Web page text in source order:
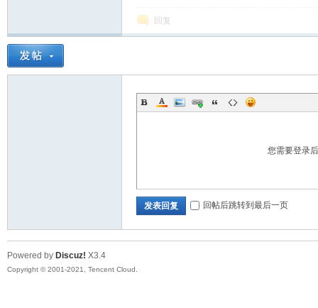
回复
您需要登录
发表回复 回帖后跳转到最后一页
Powered by Discuz! X3.4
Copyright © 2001-2021, Tencent Cloud.